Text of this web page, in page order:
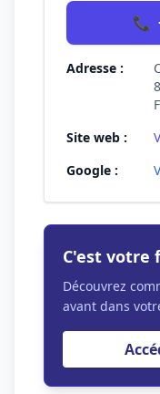
📞
Adresse :
Site web :
Google :
C'est votre
Découvrez
avant dans